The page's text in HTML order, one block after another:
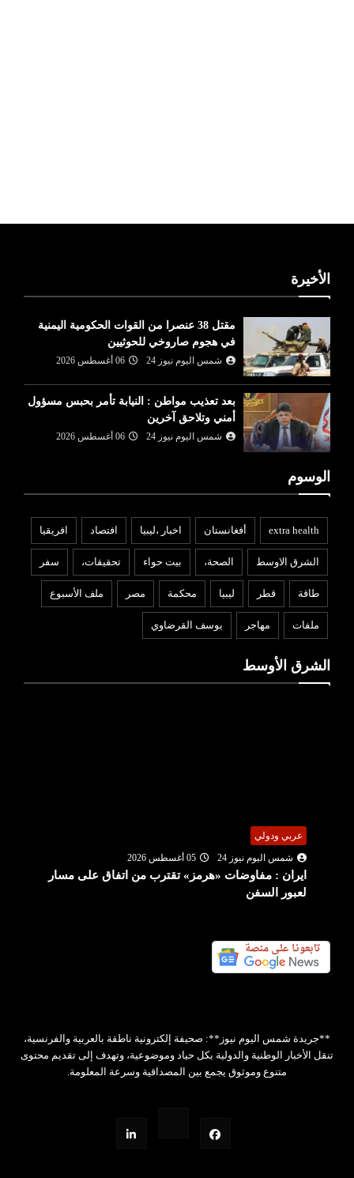
الأخيرة
مقتل 38 عنصرا من القوات الحكومية اليمنية
في هجوم صاروخي للحوثيين
شمس اليوم نيوز 24 06 أغسطس 2026
بعد تعذيب مواطن : النيابة تأمر بحبس مسؤول
أمني وتلاحق آخرين
شمس اليوم نيوز 24 06 أغسطس 2026
الوسوم
extra health أفغانستان اخبار ،ليبيا افتصاد افريقيا
الشرق الاوسط الصحة، بيت حواء تحقيقات، سفر
طاقة قطر ليبيا محكمة مصر ملف الأسبوع
ملفات مهاجر يوسف القرضاوي
الشرق الأوسط
عربي ودولي
شمس اليوم نيوز 24
05 أغسطس 2026
ايران : مفاوضات «هرمز» تقترب من اتفاق على مسار
لعبور السفن
**جريدة شمس اليوم نيوز**: صحيفة إلكترونية ناطقة بالعربية والفرنسية،
تنقل الأخبار الوطنية والدولية بكل حياد وموضوعية، وتهدف إلى تقديم محتوى
متنوع وموثوق يجمع بين المصداقية وسرعة المعلومة.